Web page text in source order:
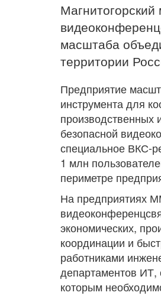
масштаба
территории
Предприятие
инструмента для
производственных
безопасной
специальное ВКС-
1 млн
периметре
На предприятиях
экономических,
координации и
работниками
департаментов ИТ,
которым